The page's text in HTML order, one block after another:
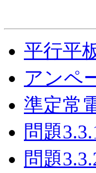
平行平
アンペ
準定常
問題
問題